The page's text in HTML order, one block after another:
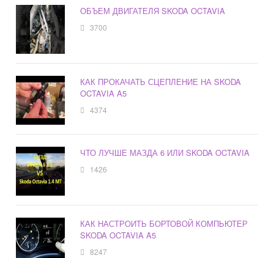
ОБЪЕМ ДВИГАТЕЛЯ SKODA OCTAVIA
3700
КАК ПРОКАЧАТЬ СЦЕПЛЕНИЕ НА SKODA
OCTAVIA A5
4374
ЧТО ЛУЧШЕ МАЗДА 6 ИЛИ SKODA OCTAVIA
1426
КАК НАСТРОИТЬ БОРТОВОЙ КОМПЬЮТЕР
SKODA OCTAVIA A5
8247